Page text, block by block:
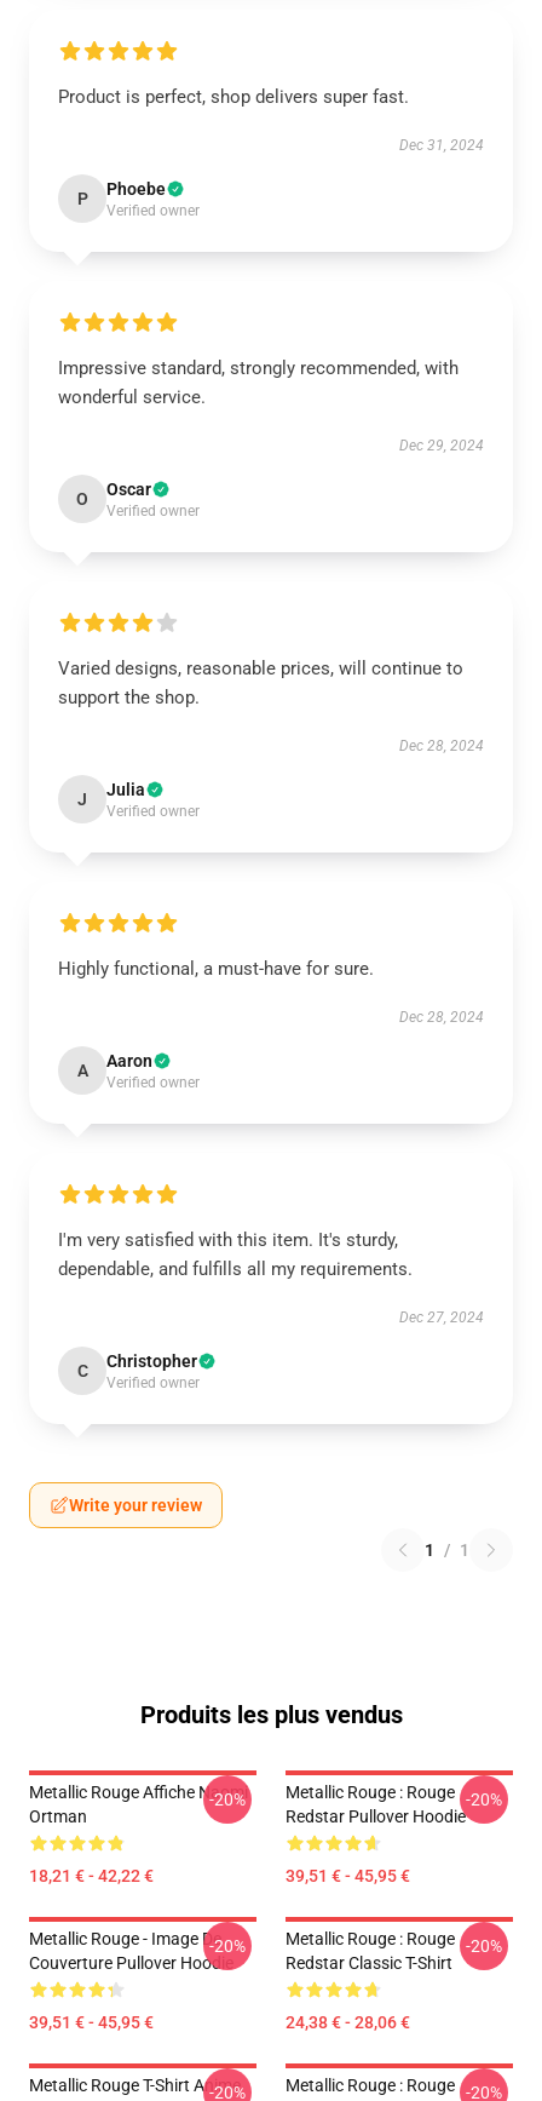
Product is perfect, shop delivers super fast.
Dec 31, 2024
P Phoebe
Verified owner
Impressive standard, strongly recommended, with
wonderful service.
Dec 29, 2024
O Oscar
Verified owner
Varied designs, reasonable prices, will continue to
support the shop.
Dec 28, 2024
J Julia
Verified owner
Highly functional, a must-have for sure.
Dec 28, 2024
A Aaron
Verified owner
I'm very satisfied with this item. It's sturdy,
dependable, and fulfills all my requirements.
Dec 27, 2024
C Christopher
Verified owner
Write your review
1 / 1
Produits les plus vendus
Metallic Rouge Affiche Naomi
Ortman
18,21 € - 42,22 €
-20%
Metallic Rouge : Rouge
Redstar Pullover Hoodie
39,51 € - 45,95 €
-20%
Metallic Rouge - Image De
Couverture Pullover Hoodie
39,51 € - 45,95 €
-20%
Metallic Rouge : Rouge
Redstar Classic T-Shirt
24,38 € - 28,06 €
-20%
Metallic Rouge T-Shirt Anime
-20%
Metallic Rouge : Rouge -20%